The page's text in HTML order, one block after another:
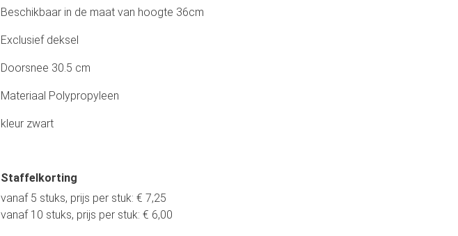
Beschikbaar in de maat van hoogte 36cm
Exclusief deksel
Doorsnee 30.5 cm
Materiaal Polypropyleen
kleur zwart
Staffelkorting
vanaf 5 stuks, prijs per stuk: € 7,25
vanaf 10 stuks, prijs per stuk: € 6,00